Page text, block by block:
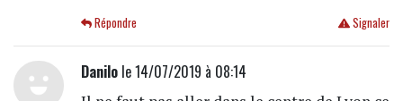
Signaler
Répondre
Danilole 14/07/2019 à 08:14